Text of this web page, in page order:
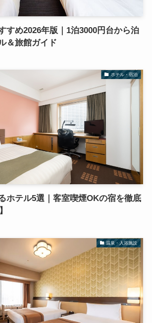
すめ2026年版｜1泊3000円台から泊
＆旅館ガイド
ホテル・宿泊
ホテル5選｜客室喫煙OKの宿を徹底
温泉・入浴施設